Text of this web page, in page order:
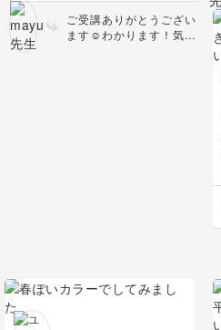
ご受講ありがとうござい
ます☺️わかります！気を